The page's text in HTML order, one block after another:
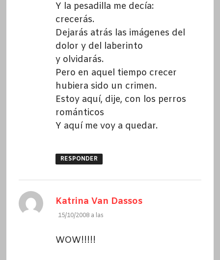
Y la pesadilla me decía:
crecerás.
Dejarás atrás las imágenes del
dolor y del laberinto
y olvidarás.
Pero en aquel tiempo crecer
hubiera sido un crimen.
Estoy aquí, dije, con los perros
románticos
Y aquí me voy a quedar.
RESPONDER
Katrina Van Dassosdice:
15/10/2008 a las
WOW!!!!!